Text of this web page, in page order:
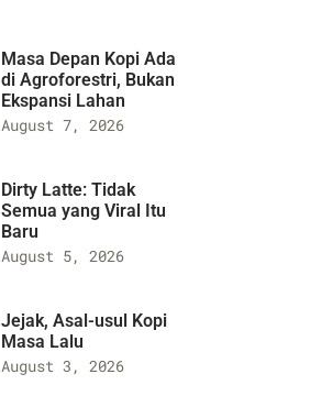
Masa Depan Kopi Ada
di Agroforestri, Bukan
Ekspansi Lahan
August 7, 2026
Dirty Latte: Tidak
Semua yang Viral Itu
Baru
August 5, 2026
Jejak, Asal-usul Kopi
Masa Lalu
August 3, 2026